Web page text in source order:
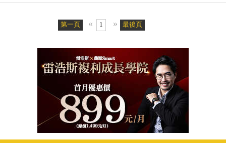
第一頁 « 1 » 最後頁